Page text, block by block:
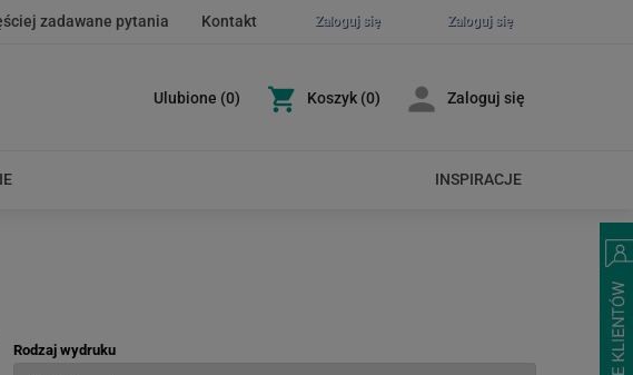
Zaloguj się
Zaloguj się
zadawane pytania Kontakt
Ulubione (0) Koszyk (0) Zaloguj się
INSPIRACJE
Rodzaj wydruku